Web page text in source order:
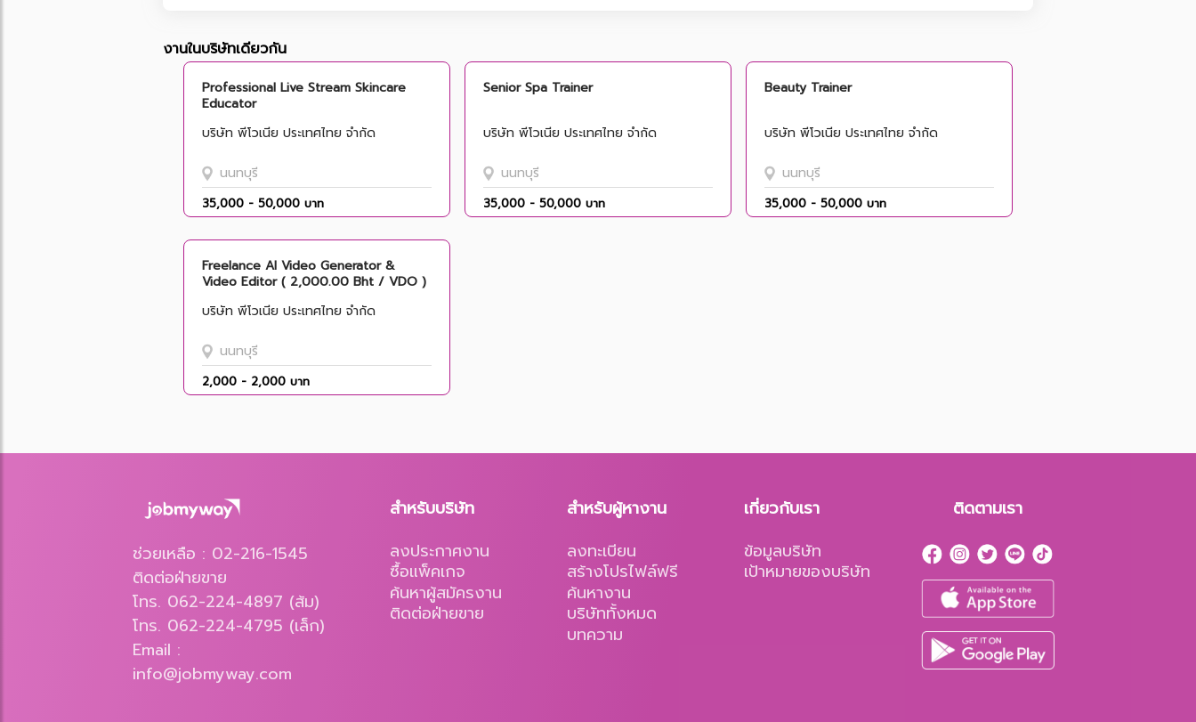
งานในบริษัทเดียวกัน
Professional Live Stream Skincare
Educator
บริษัท พีโวเนีย ประเทศไทย จำกัด
นนทบุรี
35,000 - 50,000 บาท
Senior Spa Trainer
บริษัท พีโวเนีย ประเทศไทย จำกัด
นนทบุรี
35,000 - 50,000 บาท
Beauty Trainer
บริษัท พีโวเนีย ประเทศไทย จำกัด
นนทบุรี
35,000 - 50,000 บาท
Freelance AI Video Generator &
Video Editor ( 2,000.00 Bht / VDO )
บริษัท พีโวเนีย ประเทศไทย จำกัด
นนทบุรี
2,000 - 2,000 บาท
ช่วยเหลือ : 02-216-1545
ติดต่อฝ่ายขาย
โทร. 062-224-4897 (ส้ม)
โทร. 062-224-4795 (เล็ก)
Email :
info@jobmyway.com
สำหรับบริษัท
ลงประกาศงาน
ซื้อแพ็คเกจ
ค้นหาผู้สมัครงาน
ติดต่อฝ่ายขาย
สำหรับผู้หางาน
ลงทะเบียน
สร้างโปรไฟล์ฟรี
ค้นหางาน
บริษัททั้งหมด
บทความ
เกี่ยวกับเรา
ข้อมูลบริษัท
เป้าหมายของบริษัท
ติดตามเรา